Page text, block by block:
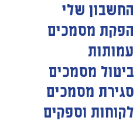
החשבון שלי
הפקת מסמכים
עמותות
ביטול מסמכים
סגירת מסמכים
לקוחות וספקים